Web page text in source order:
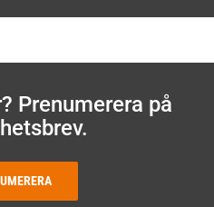
Prenumerera på